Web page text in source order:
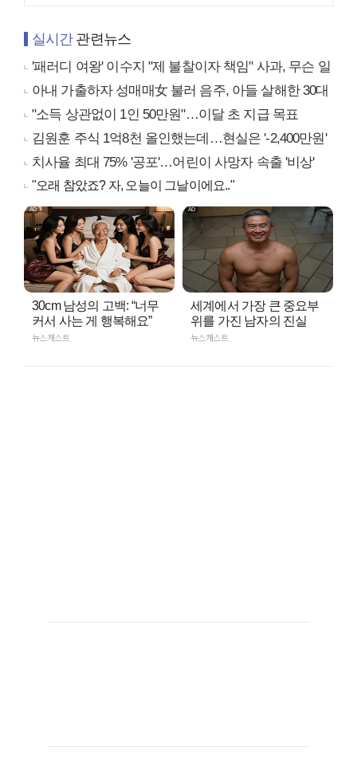
실시간관련뉴스
'패러디 여왕' 이수지 "제 불찰이자 책임" 사과, 무슨 일
아내 가출하자 성매매女 불러 음주, 아들 살해한 30대
"소득 상관없이 1인 50만원"…이달 초 지급 목표
김원훈 주식 1억8천 올인했는데…현실은 '-2,400만원'
치사율 최대 75% '공포'…어린이 사망자 속출 '비상'
"오래 참았죠? 자, 오늘이 그날이에요.."
30cm 남성의 고백: “너무
커서 사는 게 행복해요”
뉴스캐스트
세계에서 가장 큰 중요부
위를 가진 남자의 진실
뉴스캐스트